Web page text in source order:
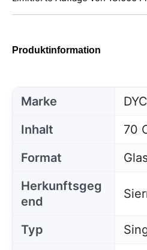
Produktinformation
Marke
DYC
Inhalt
70
Format
Herkunftsgeg
end
Typ